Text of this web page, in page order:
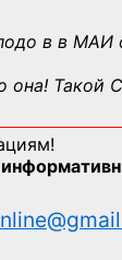
в в МАИ
она! Такой